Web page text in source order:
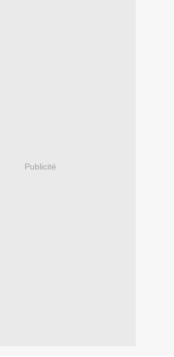
Publicité